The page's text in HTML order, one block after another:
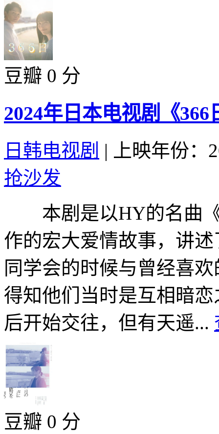
豆瓣 0 分
2024年日本电视剧《366
日韩电视剧 |
上映年份：
抢沙发
本剧是以HY的名曲《
作的宏大爱情故事，讲
同学会的时候与曾经喜
得知他们当时是互相暗
后开始交往，但有天遥...
豆瓣 0 分